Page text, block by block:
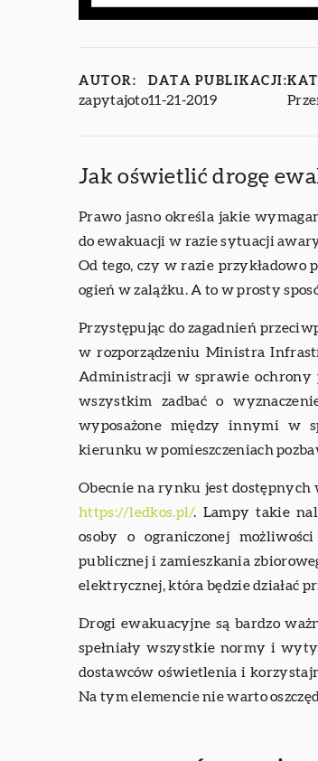
AUTOR:
zapytajoto
DATA PUBLIKACJI:
11-21-2019
Jak oświetlić drogę
Prawo jasno określa jakie
do ewakuacji w razie sytuacji
Od tego, czy w razie przykładowo
ogień w zalążku. A to w prosty
Przystępując do zagadnień
w rozporządzeniu Ministra
Administracji w sprawie ochrony
wszystkim zadbać o
wyposażone między innymi w
kierunku w pomieszczeniach
Obecnie na rynku jest dostępnych
https://ledkos.pl/. Lampy takie
osoby o ograniczonej
publicznej i zamieszkania
elektrycznej, która będzie działać
Drogi ewakuacyjne są bardzo
spełniały wszystkie normy i
dostawców oświetlenia i
Na tym elemencie nie warto